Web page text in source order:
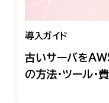
導入ガイド
古いサーバを
の方法・ツール・